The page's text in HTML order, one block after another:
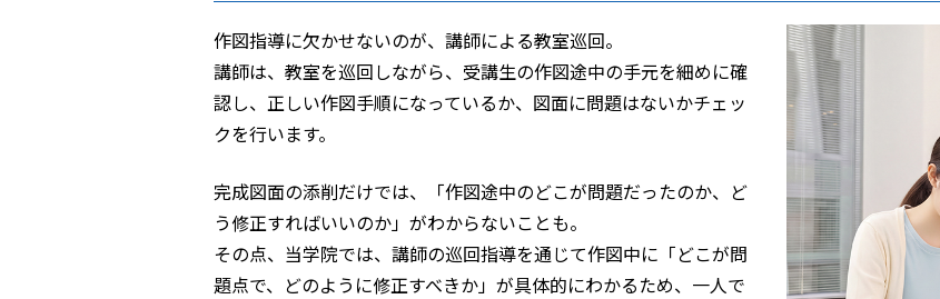
作図指導に欠かせないのが、講師による教室巡回。
講師は、教室を巡回しながら、受講生の作図途中の手元を細めに確
認し、正しい作図手順になっているか、図面に問題はないかチェッ
クを行います。
完成図面の添削だけでは、「作図途中のどこが問題だったのか、ど
う修正すればいいのか」がわからないことも。
その点、当学院では、講師の巡回指導を通じて作図中に「どこが問
題点で、どのように修正すべきか」が具体的にわかるため、一人で